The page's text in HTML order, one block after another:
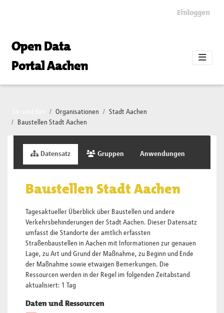
Einloggen
Open Data
Portal Aachen
Organisationen
Stadt Aachen
Baustellen Stadt Aachen
Datensatz Gruppen Anwendungen
Baustellen Stadt Aachen
Tagesaktueller Überblick über Baustellen und andere
Verkehrsbehinderungen der Stadt Aachen. Dieser Datensatz
umfasst die Standorte der amtlich erfassten
Straßenbaustellen in Aachen mit Informationen zur genauen
Lage, zu Art und Grund der Maßnahme, zu Beginn und Ende
der Maßnahme sowie etwaigen Bemerkungen. Die
Ressourcen werden in der Regel im folgenden Zeitabstand
aktualisiert: 1 Tag
Daten und Ressourcen